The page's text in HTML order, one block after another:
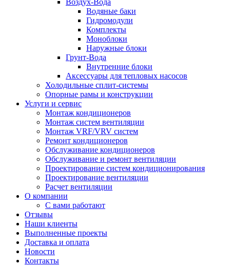
Воздух-Вода
Водяные баки
Гидромодули
Комплекты
Моноблоки
Наружные блоки
Грунт-Вода
Внутренние блоки
Аксессуары для тепловых насосов
Холодильные сплит-системы
Опорные рамы и конструкции
Услуги и сервис
Монтаж кондиционеров
Монтаж систем вентиляции
Монтаж VRF/VRV систем
Ремонт кондиционеров
Обслуживание кондиционеров
Обслуживание и ремонт вентиляции
Проектирование систем кондиционирования
Проектирование вентиляции
Расчет вентиляции
О компании
С вами работают
Отзывы
Наши клиенты
Выполненные проекты
Доставка и оплата
Новости
Контакты